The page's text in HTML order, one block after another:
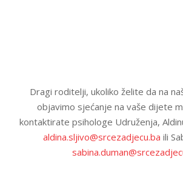
Dragi roditelji, ukoliko želite da na
objavimo sjećanje na vaše dijete
kontaktirate psihologe Udruženja,
aldina.sljivo@srcezadjecu.ba ili